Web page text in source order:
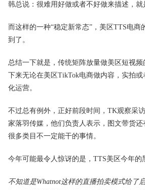
韩总说：很难用好做或者不好做来描述，就
而这样的一种“稳定新常态”，美区TTS电商
到了。
总结一下就是，传统矩阵放量做美区短视
下来无论在美区TikTok电商做内容，实拍
化运营。
不过总有例外，正好前段时间，TK观察采
家落羽传媒，他们负责人表示，图文带货
很多类目不一定能干的事情。
今年可能最令人惊讶的是，TTS美区今年的
不知道是Whatnot这样的直播拍卖模式给了